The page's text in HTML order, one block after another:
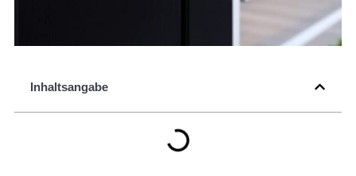
Inhaltsangabe